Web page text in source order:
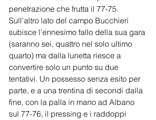
penetrazione che frutta il 77-75.
Sull’altro lato del campo Bucchieri
subisce l’ennesimo fallo della sua gara
(saranno sei, quattro nel solo ultimo
quarto) ma dalla lunetta riesce a
convertire solo un punto su due
tentativi. Un possesso senza esito per
parte, e a una trentina di secondi dalla
fine, con la palla in mano ad Albano
sul 77-76, il pressing e i raddoppi